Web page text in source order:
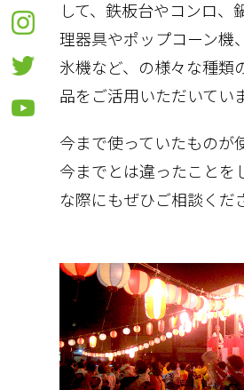
して、鉄板台やコンロ、
理器具やポップコーン機
氷機など、の様々な種類
品をご活用いただいてい
今まで使っていたものが
今までとは違ったことを
な際にもぜひご相談くだ